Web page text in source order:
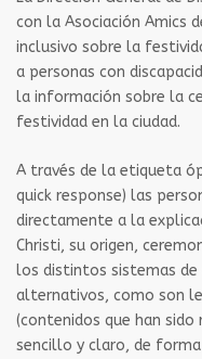
con la Asociación Amics
inclusivo sobre la
a personas con
la información sobre la
festividad en la ciudad.
A través de la etiqueta
quick response) las
directamente a la
Christi, su origen,
los distintos sistemas
alternativos, como son
(contenidos que han sido
sencillo y claro, de